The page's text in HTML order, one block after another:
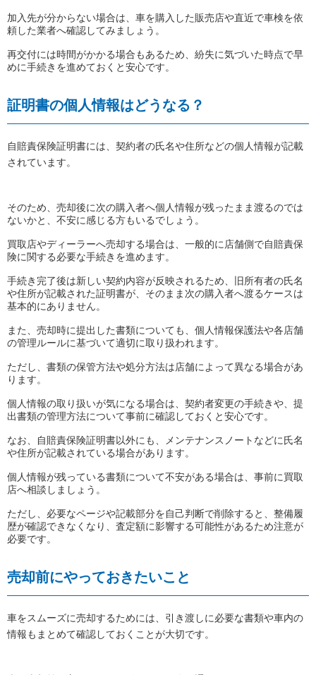
加入先が分からない場合は、車を購入した販売店や直近で車検を依
頼した業者へ確認してみましょう。
再交付には時間がかかる場合もあるため、紛失に気づいた時点で早
めに手続きを進めておくと安心です。
証明書の個人情報はどうなる？
自賠責保険証明書には、契約者の氏名や住所などの個人情報が記載
されています。
そのため、売却後に次の購入者へ個人情報が残ったまま渡るのでは
ないかと、不安に感じる方もいるでしょう。
買取店やディーラーへ売却する場合は、一般的に店舗側で自賠責保
険に関する必要な手続きを進めます。
手続き完了後は新しい契約内容が反映されるため、旧所有者の氏名
や住所が記載された証明書が、そのまま次の購入者へ渡るケースは
基本的にありません。
また、売却時に提出した書類についても、個人情報保護法や各店舗
の管理ルールに基づいて適切に取り扱われます。
ただし、書類の保管方法や処分方法は店舗によって異なる場合があ
ります。
個人情報の取り扱いが気になる場合は、契約者変更の手続きや、提
出書類の管理方法について事前に確認しておくと安心です。
なお、自賠責保険証明書以外にも、メンテナンスノートなどに氏名
や住所が記載されている場合があります。
個人情報が残っている書類について不安がある場合は、事前に買取
店へ相談しましょう。
ただし、必要なページや記載部分を自己判断で削除すると、整備履
歴が確認できなくなり、査定額に影響する可能性があるため注意が
必要です。
売却前にやっておきたいこと
車をスムーズに売却するためには、引き渡しに必要な書類や車内の
情報もまとめて確認しておくことが大切です。